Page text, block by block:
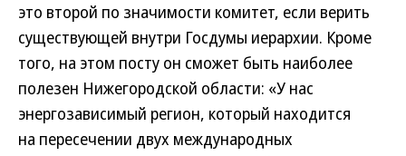
это второй по значимости комитет, если верить
существующей внутри Госдумы иерархии. Кроме
того, на этом посту он сможет быть наиболее
полезен Нижегородской области: «У нас
энергозависимый регион, который находится
на пересечении двух международных